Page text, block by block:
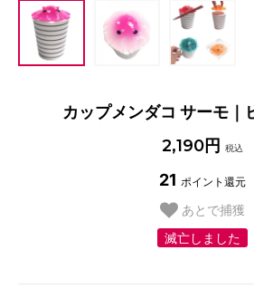
カップメンダコ サーモ｜
2,190円 税込
21 ポイント還元
あとで捕獲
滅亡しました